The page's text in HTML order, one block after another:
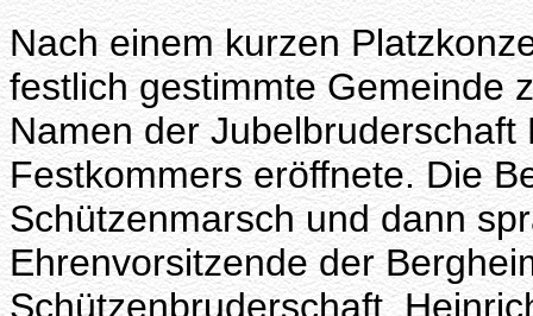
Nach einem kurzen
festlich gestimmte Gemeinde
Namen der
Festkommers eröffnete. Die
Schützenmarsch und dann
Ehrenvorsitzende der
Schützenbruderschaft,